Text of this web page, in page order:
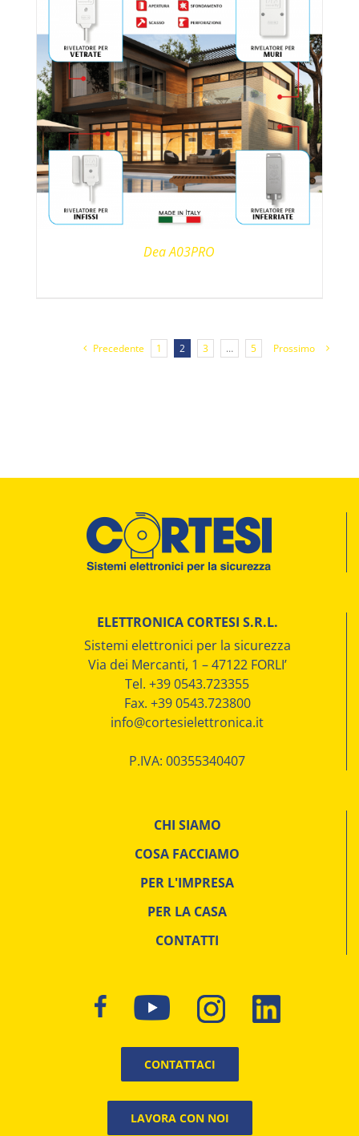
Dea A03PRO
Precedente 1 2 3 … 5 Prossimo
ELETTRONICA CORTESI S.R.L.
Sistemi elettronici per la sicurezza
Via dei Mercanti, 1 – 47122 FORLI’
Tel. +39 0543.723355
Fax. +39 0543.723800
info@cortesielettronica.it
P.IVA: 00355340407
CHI SIAMO
COSA FACCIAMO
PER L'IMPRESA
PER LA CASA
CONTATTI
CONTATTACI
LAVORA CON NOI